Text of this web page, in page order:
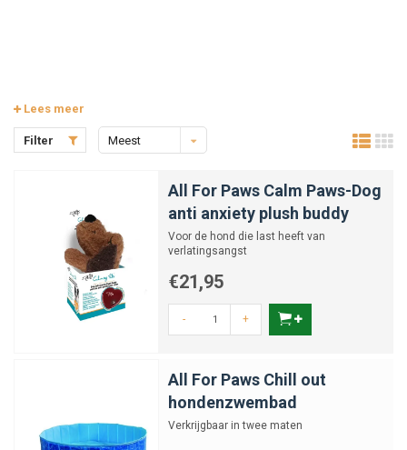
Lees meer
Filter
Meest
All For Paws Calm Paws-Dog
anti anxiety plush buddy
Voor de hond die last heeft van
verlatingsangst
€21,95
- +
All For Paws Chill out
hondenzwembad
Verkrijgbaar in twee maten